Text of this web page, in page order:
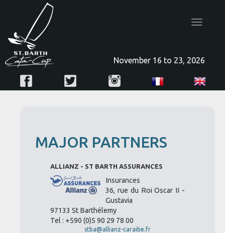
Toggle
November 16 to 23, 2026
MAJOR PARTNERS
ALLIANZ - ST BARTH ASSURANCES
Insurances
36, rue du Roi Oscar II -
Gustavia
97133 St Barthélemy
Tel : +590 (0)5 90 29 78 00
stba@allianz-caraibe.fr